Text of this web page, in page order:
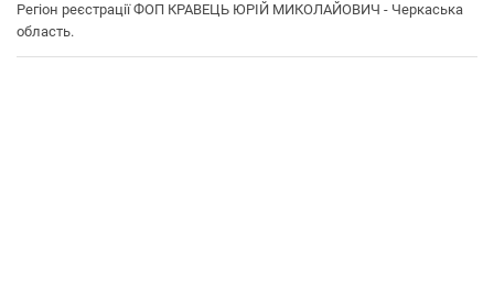
Регіон реєстрації ФОП КРАВЕЦЬ ЮРІЙ МИКОЛАЙОВИЧ - Черкаська
область.